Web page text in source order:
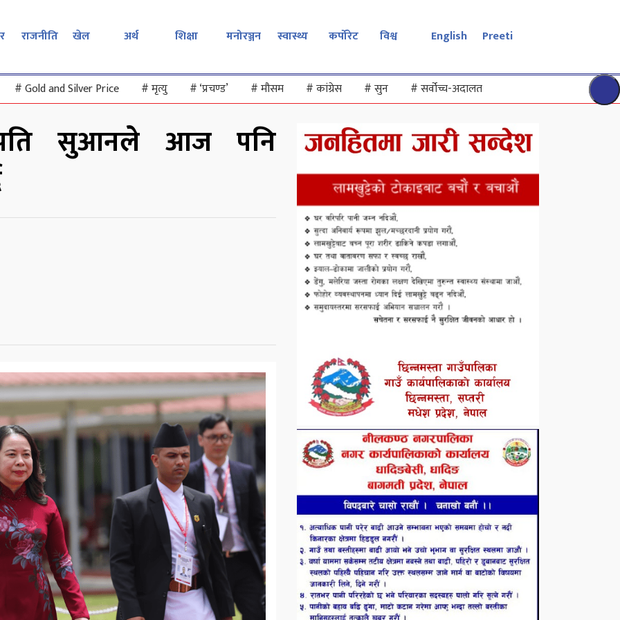
राजनीति खेल अर्थ शिक्षा मनोरञ्जन स्वास्थ्य कर्पोरेट विश्व English Preeti
#Gold and Silver Price #मृत्यु #‘प्रचण्ड’ #मौसम #कांग्रेस #सुन #सर्वोच्च-अदालत
सुआनले आज पनि